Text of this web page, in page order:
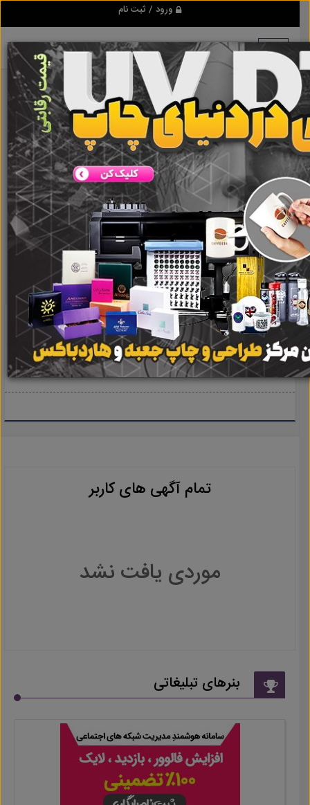
ورود / ثبت نام
smmshk6@gmail.com
آدرس ایمیل :
تمام آگهی های کاربر
موردی یافت نشد
بنرهای تبلیغاتی